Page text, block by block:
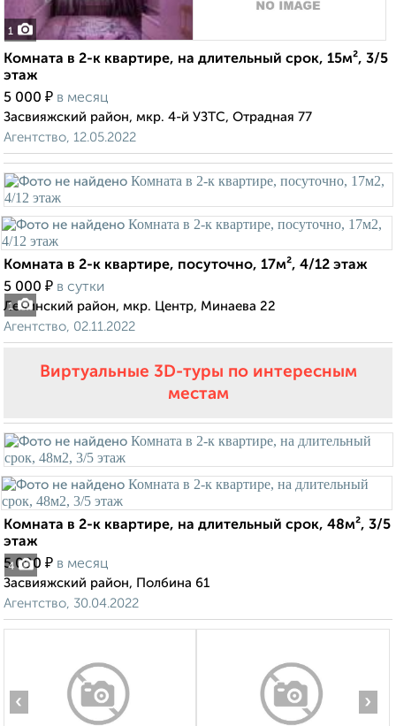
1
Комната в 2-к квартире, на длительный срок, 15м², 3/5
этаж
5 000 ₽ в месяц
Засвияжский район, мкр. 4-й УЗТС, Отрадная 77
Агентство, 12.05.2022
1
Комната в 2-к квартире, посуточно, 17м², 4/12 этаж
5 000 ₽ в сутки
Ленинский район, мкр. Центр, Минаева 22
Агентство, 02.11.2022
Виртуальные 3D-туры по интересным
местам
4
Комната в 2-к квартире, на длительный срок, 48м², 3/5
этаж
5 000 ₽ в месяц
Засвияжский район, Полбина 61
Агентство, 30.04.2022
‹ ›